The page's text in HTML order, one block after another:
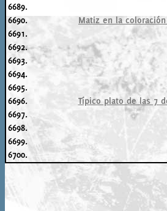
6689.
6690.
Matiz en la
6691.
6692.
6693.
6694.
6695.
6696.
Típico plato de las 7
6697.
6698.
6699.
6700.